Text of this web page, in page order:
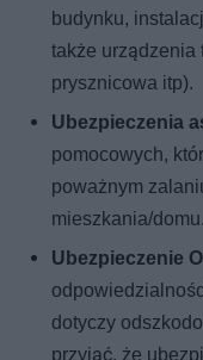
budynku,
także urządzenia
prysznicowa itp).
Ubezpieczenia
pomocowych,
poważnym
mieszkania/domu.
Ubezpieczenie
dotyczy
przyjąć, że